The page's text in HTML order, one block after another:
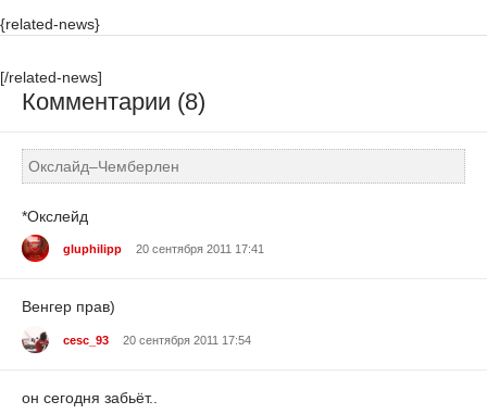
{related-news}
[/related-news]
Комментарии (8)
Окслайд–Чемберлен
*Окслейд
gluphilipp 20 сентября 2011 17:41
Венгер прав)
cesc_93 20 сентября 2011 17:54
он сегодня забьёт..